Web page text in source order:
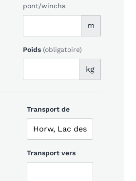
pont/winchs
m
Poids (obligatoire)
kg
Transport de
Transport vers